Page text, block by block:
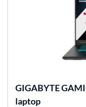
GIGABYTE
laptop